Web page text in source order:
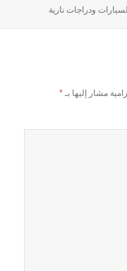
السيارات ودراجات نارية
مشار إليها بـ*